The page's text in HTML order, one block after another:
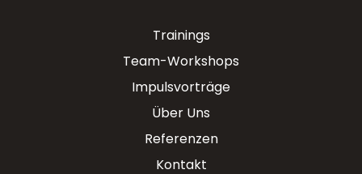
Trainings
Team-Workshops
Impulsvorträge
Über Uns
Referenzen
Kontakt